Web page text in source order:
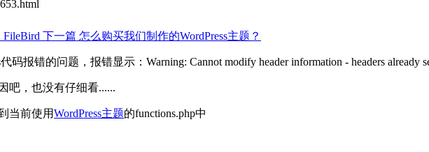
FileBird 下一篇 怎么购买我们制作的WordPress主题？
报错的问题，报错显示：Warning: Cannot modify header information - headers already
吧，也没有仔细看......
当前使用WordPress主题的functions.php中